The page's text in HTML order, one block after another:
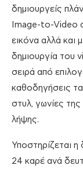
δημιουργείς
Image-to-Video
εικόνα αλλά και
δημιουργία του
σειρά από
καθοδηγήσεις
στυλ, γωνίες
λήψης.
Υποστηρίζεται
24 καρέ ανά